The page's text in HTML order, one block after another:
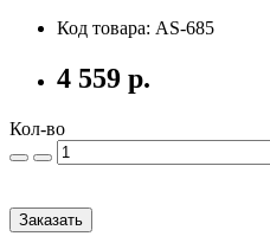
Код товара: AS-685
4 559 р.
Кол-во
Заказать